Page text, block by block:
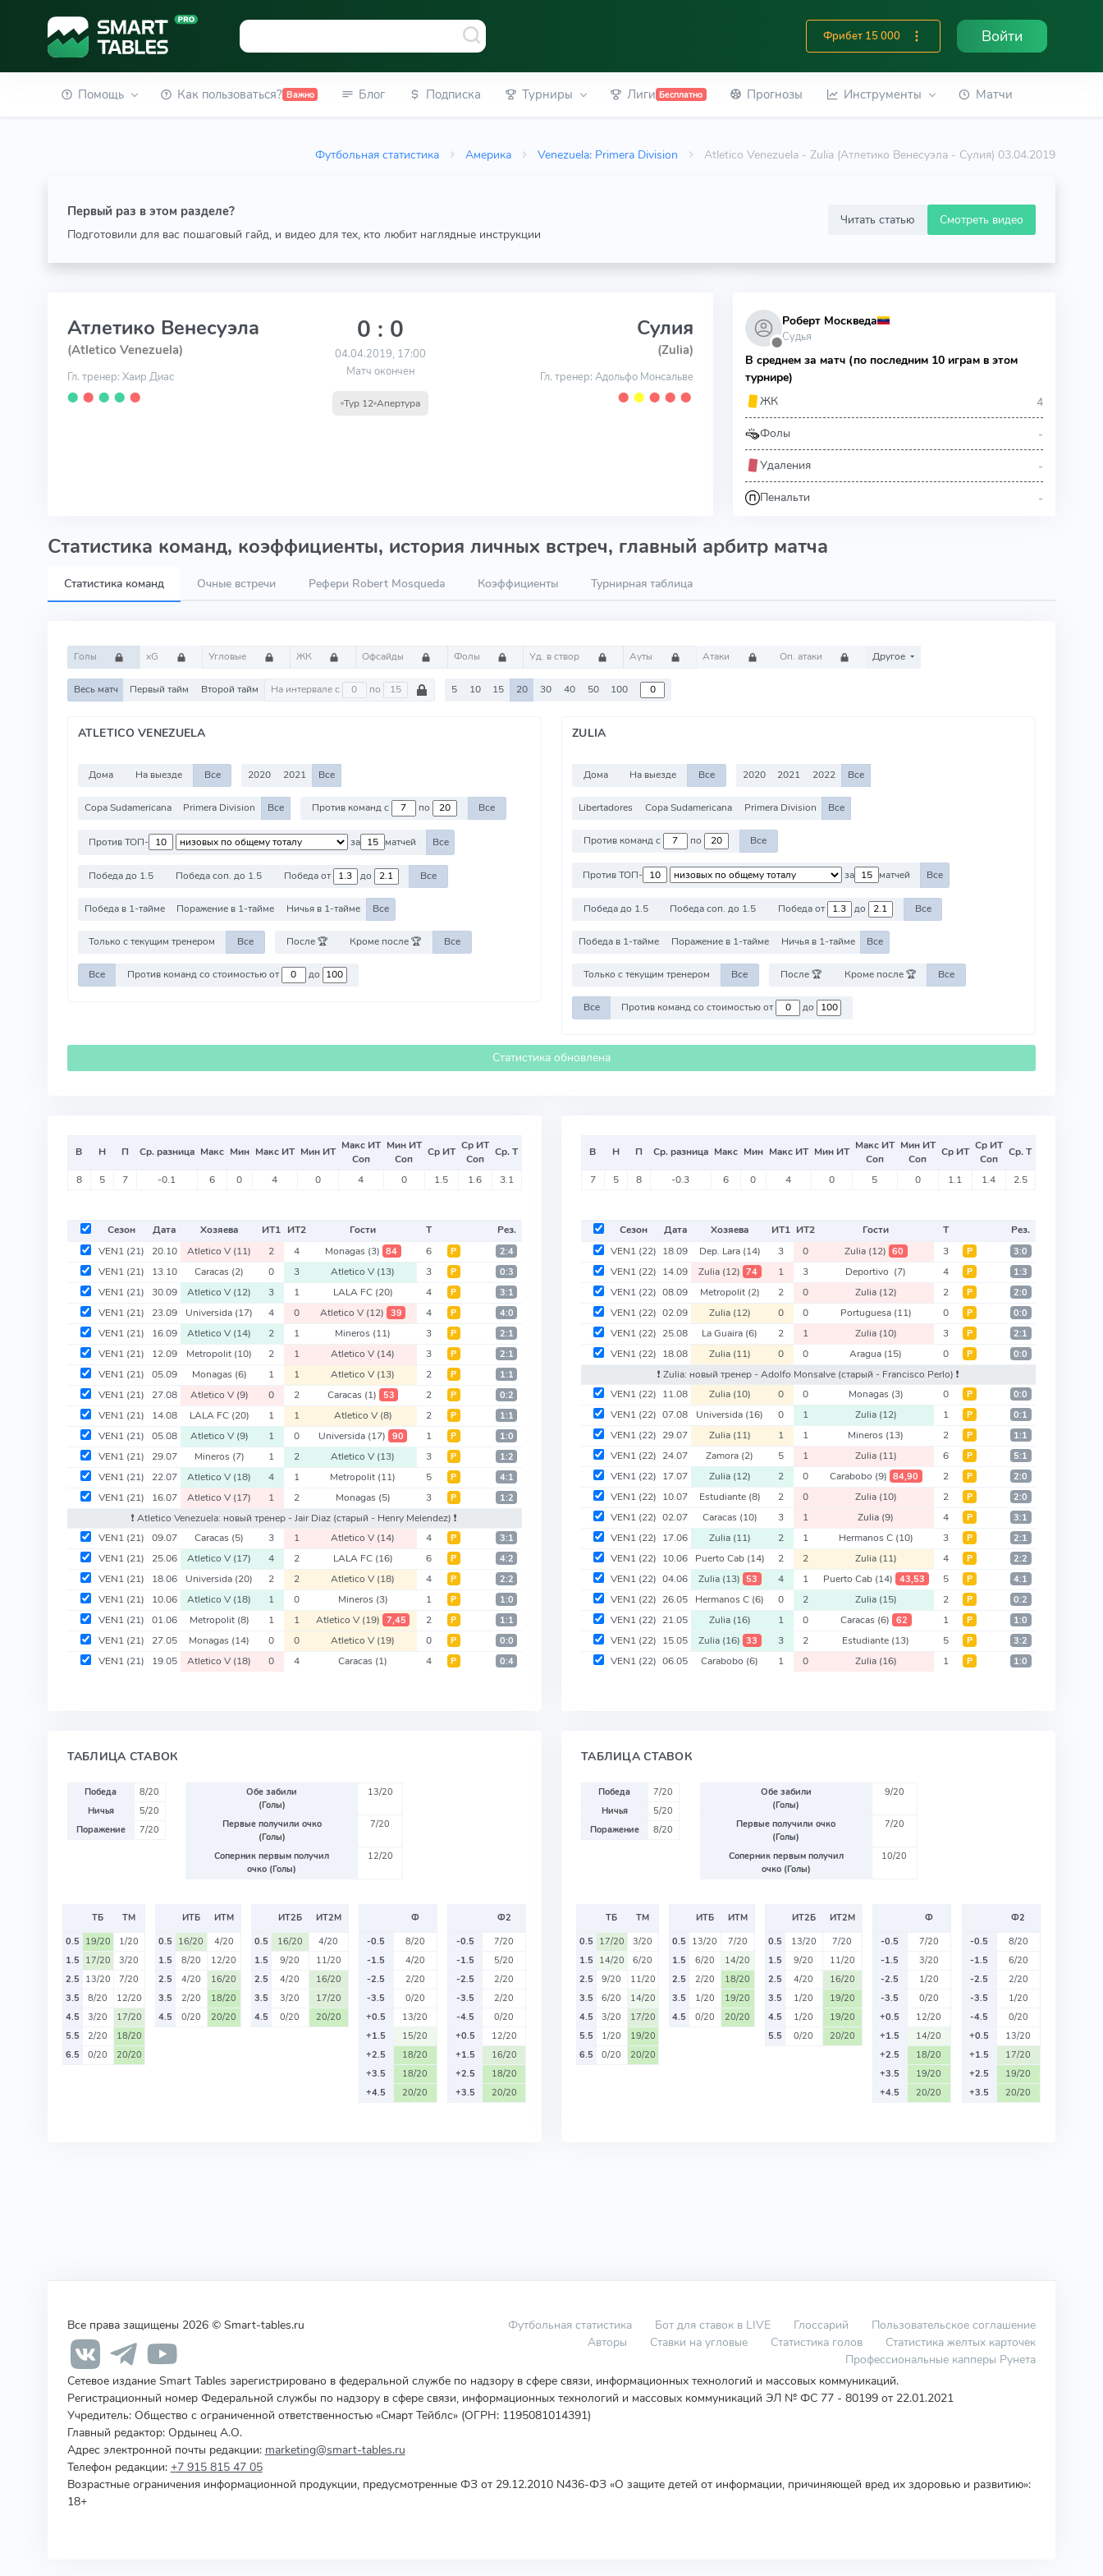
Фрибет 15 000 Войти
Помощь Как пользоваться? Важно Блог Подписка Турниры Лиги Бесплатно Прогнозы Инструменты Матчи
Футбольная статистика Америка Venezuela: Primera Division Atletico Venezuela - Zulia (Атлетико Венесуэла - Сулия) 03.04.2019
Первый раз в этом разделе?
Подготовили для вас пошаговый гайд, и видео для тех, кто любит наглядные инструкции
Читать статью Смотреть видео
Атлетико Венесуэла
(Atletico Venezuela)
Гл. тренер: Хаир Диас
⬤ ⬤ ⬤ ⬤ ⬤
0 : 0
04.04.2019, 17:00
Матч окончен
Тур 12 Апертура
Сулия
(Zulia)
Гл. тренер: Адольфо Монсальве
⬤ ⬤ ⬤ ⬤ ⬤
⬤
Роберт Москведа
Судья
В среднем за матч (по последним 10 играм в этом
турнире)
ЖК
4
Фолы -
Удаления -
Пенальти -
Статистика команд, коэффициенты, история личных встреч, главный арбитр матча
Статистика команд Очные встречи Рефери Robert Mosqueda Коэффициенты Турнирная таблица
Голы xG Угловые ЖК Офсайды Фолы Уд. в створ Ауты Атаки Оп. атаки Другое
Весь матч Первый тайм Второй тайм На интервале с по 5 10 15 20 30 40 50 100
ATLETICO VENEZUELA
Дома На выезде Все 2020 2021 Все
Copa Sudamericana Primera Division Все Против команд с по Все
Против ТОП- за матчей Все
Победа до 1.5 Победа соп. до 1.5 Победа от до Все
Победа в 1-тайме Поражение в 1-тайме Ничья в 1-тайме Все
Только с текущим тренером Все После 🏆 Кроме после 🏆 Все
Все Против команд со стоимостью от до
ZULIA
Дома На выезде Все 2020 2021 2022 Все
Libertadores Copa Sudamericana Primera Division Все
Против команд с по Все
Против ТОП- за матчей Все
Победа до 1.5 Победа соп. до 1.5 Победа от до Все
Победа в 1-тайме Поражение в 1-тайме Ничья в 1-тайме Все
Только с текущим тренером Все После 🏆 Кроме после 🏆 Все
Все Против команд со стоимостью от до
Статистика обновлена
В Н П Ср. разница Макс Мин Макс ИТ Мин ИТ Макс ИТ
Соп
Мин ИТ
Соп
Ср ИТ Ср ИТ
Соп
Ср. Т
8 5 7 -0.1 6 0 4 0 4 0 1.5 1.6 3.1
Сезон Дата Хозяева ИТ1 ИТ2 Гости Т
Рез.
VEN1 (21) 20.10 Atletico V (11) 2 4 Monagas (3) 84 6 Р 2:4
VEN1 (21) 13.10 Caracas (2) 0 3 Atletico V (13) 3 Р 0:3
VEN1 (21) 30.09 Atletico V (12) 3 1 LALA FC (20) 4 Р 3:1
VEN1 (21) 23.09 Universida (17) 4 0 Atletico V (12) 39 4 Р 4:0
VEN1 (21) 16.09 Atletico V (14) 2 1 Mineros (11) 3 Р 2:1
VEN1 (21) 12.09 Metropolit (10) 2 1 Atletico V (14) 3 Р 2:1
VEN1 (21) 05.09 Monagas (6) 1 1 Atletico V (13) 2 Р 1:1
VEN1 (21) 27.08 Atletico V (9) 0 2 Caracas (1) 53 2 Р 0:2
VEN1 (21) 14.08 LALA FC (20) 1 1 Atletico V (8) 2 Р 1:1
VEN1 (21) 05.08 Atletico V (9) 1 0 Universida (17) 90 1 Р 1:0
VEN1 (21) 29.07 Mineros (7) 1 2 Atletico V (13) 3 Р 1:2
VEN1 (21) 22.07 Atletico V (18) 4 1 Metropolit (11) 5 Р 4:1
VEN1 (21) 16.07 Atletico V (17) 1 2 Monagas (5) 3 Р 1:2
❗️ Atletico Venezuela: новый тренер - Jair Diaz (старый - Henry Melendez) ❗️
VEN1 (21) 09.07 Caracas (5) 3 1 Atletico V (14) 4 Р 3:1
VEN1 (21) 25.06 Atletico V (17) 4 2 LALA FC (16) 6 Р 4:2
VEN1 (21) 18.06 Universida (20) 2 2 Atletico V (18) 4 Р 2:2
VEN1 (21) 10.06 Atletico V (18) 1 0 Mineros (3) 1 Р 1:0
VEN1 (21) 01.06 Metropolit (8) 1 1 Atletico V (19) 7,45 2 Р 1:1
VEN1 (21) 27.05 Monagas (14) 0 0 Atletico V (19) 0 Р 0:0
VEN1 (21) 19.05 Atletico V (18) 0 4 Caracas (1) 4 Р 0:4
ТАБЛИЦА СТАВОК
Победа
8/20
Ничья
5/20
Поражение
7/20
Обе забили
(Голы)
13/20
Первые получили очко
(Голы)
7/20
Соперник первым получил
очко (Голы)
12/20
ТБ
ТМ
0.5 19/20
1/20
1.5 17/20
3/20
2.5 13/20
7/20
3.5
8/20
12/20
4.5
3/20
17/20
5.5
2/20
18/20
6.5
0/20 20/20
ИТБ
ИТМ
0.5 16/20
4/20
1.5
8/20
12/20
2.5
4/20
16/20
3.5
2/20
18/20
4.5
0/20 20/20
ИТ2Б
ИТ2М
0.5
16/20
4/20
1.5
9/20
11/20
2.5
4/20
16/20
3.5
3/20
17/20
4.5
0/20 20/20
Ф
-0.5
8/20
-1.5
4/20
-2.5
2/20
-3.5
0/20
+0.5
13/20
+1.5
15/20
+2.5
18/20
+3.5
18/20
+4.5
20/20
Ф2
-0.5
7/20
-1.5
5/20
-2.5
2/20
-3.5
2/20
-4.5
0/20
+0.5
12/20
+1.5
16/20
+2.5
18/20
+3.5
20/20
В Н П Ср. разница Макс Мин Макс ИТ Мин ИТ Макс ИТ
Соп
Мин ИТ
Соп
Ср ИТ Ср ИТ
Соп
Ср. Т
7 5 8 -0.3 6 0 4 0 5 0 1.1 1.4 2.5
Сезон Дата Хозяева ИТ1 ИТ2 Гости Т
Рез.
VEN1 (22) 18.09 Dep. Lara (14) 3 0 Zulia (12) 60 3 Р 3:0
VEN1 (22) 14.09 Zulia (12) 74 1 3 Deportivo (7) 4 Р 1:3
VEN1 (22) 08.09 Metropolit (2) 2 0 Zulia (12) 2 Р 2:0
VEN1 (22) 02.09 Zulia (12) 0 0 Portuguesa (11) 0 Р 0:0
VEN1 (22) 25.08 La Guaira (6) 2 1 Zulia (10) 3 Р 2:1
VEN1 (22) 18.08 Zulia (11) 0 0 Aragua (15) 0 Р 0:0
❗️ Zulia: новый тренер - Adolfo Monsalve (старый - Francisco Perlo) ❗️
VEN1 (22) 11.08 Zulia (10) 0 0 Monagas (3) 0 Р 0:0
VEN1 (22) 07.08 Universida (16) 0 1 Zulia (12) 1 Р 0:1
VEN1 (22) 29.07 Zulia (11) 1 1 Mineros (13) 2 Р 1:1
VEN1 (22) 24.07 Zamora (2) 5 1 Zulia (11) 6 Р 5:1
VEN1 (22) 17.07 Zulia (12) 2 0 Carabobo (9) 84,90 2 Р 2:0
VEN1 (22) 10.07 Estudiante (8) 2 0 Zulia (10) 2 Р 2:0
VEN1 (22) 02.07 Caracas (10) 3 1 Zulia (9) 4 Р 3:1
VEN1 (22) 17.06 Zulia (11) 2 1 Hermanos C (10) 3 Р 2:1
VEN1 (22) 10.06 Puerto Cab (14) 2 2 Zulia (11) 4 Р 2:2
VEN1 (22) 04.06 Zulia (13) 53 4 1 Puerto Cab (14) 43,53 5 Р 4:1
VEN1 (22) 26.05 Hermanos C (6) 0 2 Zulia (15) 2 Р 0:2
VEN1 (22) 21.05 Zulia (16) 1 0 Caracas (6) 62 1 Р 1:0
VEN1 (22) 15.05 Zulia (16) 33 3 2 Estudiante (13) 5 Р 3:2
VEN1 (22) 06.05 Carabobo (6) 1 0 Zulia (16) 1 Р 1:0
ТАБЛИЦА СТАВОК
Победа
7/20
Ничья
5/20
Поражение
8/20
Обе забили
(Голы)
9/20
Первые получили очко
(Голы)
7/20
Соперник первым получил
очко (Голы)
10/20
ТБ
ТМ
0.5 17/20
3/20
1.5 14/20
6/20
2.5
9/20
11/20
3.5
6/20
14/20
4.5
3/20
17/20
5.5
1/20
19/20
6.5
0/20 20/20
ИТБ
ИТМ
0.5 13/20
7/20
1.5
6/20
14/20
2.5
2/20
18/20
3.5
1/20
19/20
4.5
0/20 20/20
ИТ2Б
ИТ2М
0.5
13/20
7/20
1.5
9/20
11/20
2.5
4/20
16/20
3.5
1/20
19/20
4.5
1/20
19/20
5.5
0/20 20/20
Ф
-0.5
7/20
-1.5
3/20
-2.5
1/20
-3.5
0/20
+0.5
12/20
+1.5
14/20
+2.5
18/20
+3.5
19/20
+4.5
20/20
Ф2
-0.5
8/20
-1.5
6/20
-2.5
2/20
-3.5
1/20
-4.5
0/20
+0.5
13/20
+1.5
17/20
+2.5
19/20
+3.5
20/20
Все права защищены 2026 © Smart-tables.ru Футбольная статистика Бот для ставок в LIVE Глоссарий
Пользовательское соглашение
Авторы
Ставки на угловые Статистика голов
Статистика желтых карточек
Профессиональные капперы Рунета
Сетевое издание Smart Tables зарегистрировано в федеральной службе по надзору в сфере связи, информационных технологий и массовых коммуникаций.
Регистрационный номер Федеральной службы по надзору в сфере связи, информационных технологий и массовых коммуникаций ЭЛ № ФС 77 - 80199 от 22.01.2021
Учредитель: Общество с ограниченной ответственностью «Смарт Тейблс» (ОГРН: 1195081014391)
Главный редактор: Ордынец А.О.
Адрес электронной почты редакции: marketing@smart-tables.ru
Телефон редакции: +7 915 815 47 05
Возрастные ограничения информационной продукции, предусмотренные ФЗ от 29.12.2010 N436-ФЗ «О защите детей от информации, причиняющей вред их здоровью и развитию»:
18+